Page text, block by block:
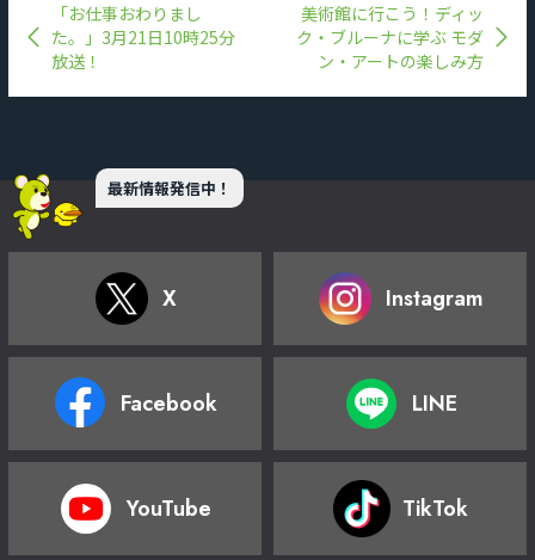
「お仕事おわりまし
た。」3月21日10時25分
放送！
美術館に行こう！ディッ
ク・ブルーナに学ぶ モダ
ン・アートの楽しみ方
最新情報発信中！
X Instagram
Facebook LINE
YouTube TikTok